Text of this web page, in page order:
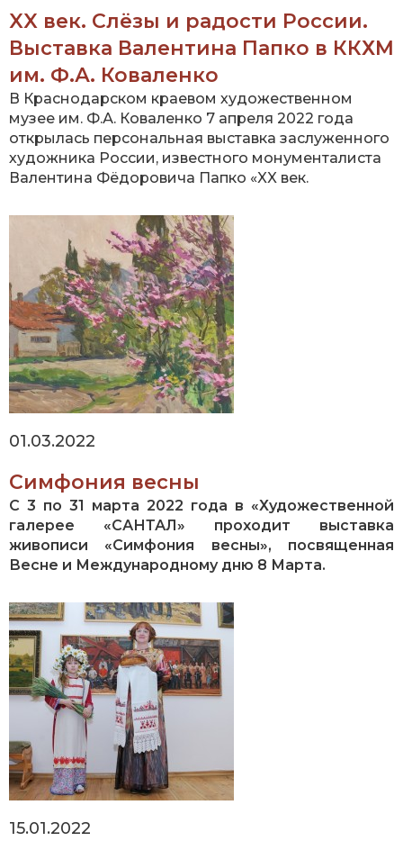
XX век. Слёзы и радости России.
Выставка Валентина Папко в ККХМ
им. Ф.А. Коваленко
В Краснодарском краевом художественном
музее им. Ф.А. Коваленко 7 апреля 2022 года
открылась персональная выставка заслуженного
художника России, известного монументалиста
Валентина Фёдоровича Папко «XX век.
01.03.2022
Симфония весны
С 3 по 31 марта 2022 года в «Художественной
галерее «САНТАЛ» проходит выставка
живописи «Симфония весны», посвященная
Весне и Международному дню 8 Марта.
15.01.2022